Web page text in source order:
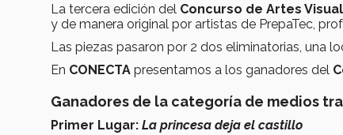
La tercera edición del Concurso de Artes
y de manera original por artistas de PrepaTec,
Las piezas pasaron por 2 dos eliminatorias, una
En CONECTA presentamos a los ganadores del
Ganadores de la categoría de medios
Primer Lugar: La princesa deja el castillo